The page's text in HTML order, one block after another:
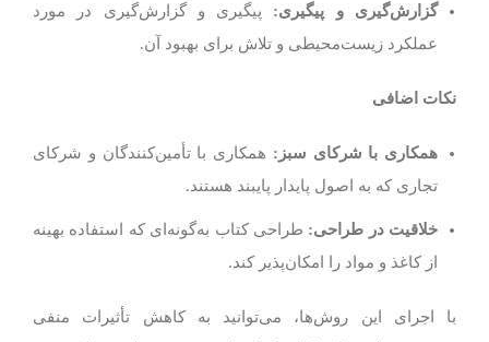
گزارش‌گیری و پیگیری: پیگیری و گزارش‌گیری در مورد
عملکرد زیست‌محیطی و تلاش برای بهبود آن.
نکات اضافی
همکاری با شرکای سبز : همکاری با تأمین‌کنندگان و شرکای
تجاری که به اصول پایدار پایبند هستند.
خلاقیت در طراحی: طراحی کتاب به‌گونه‌ای که استفاده بهینه
از کاغذ و مواد را امکان‌پذیر کند.
با اجرای این روش‌ها، می‌توانید به کاهش تأثیرات منفی